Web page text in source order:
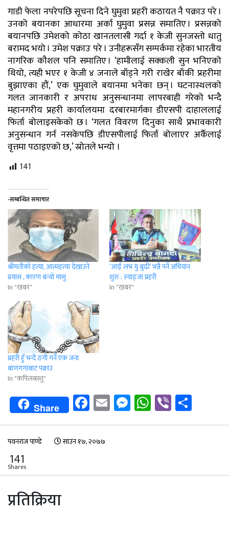
गाडी फेला नपरेपछि सूचना दिने घुमुवा प्रहरी कठायत नै पक्राउ परे ।
उनको बयानका आधारमा अर्का घुमुवा प्रसन्न समातिए । प्रसन्नको
बयानपछि उमेशको कोठा खानतलासी गर्दा १ केजी सुनजस्तो धातु
बरामद भयो । उमेश पक्राउ परे । उनीहरूसँग सम्पर्कमा रहेका भारतीय
नागरिक कौशल पनि समातिए । ‘हामीलाई सक्कली सुन भनिएको
थियो, त्यही भएर १ केजी ४ जनाले बाँड्ने गरी राखेर बाँकी प्रहरीमा
बुझाएका हौं,’ एक घुमुवाले बयानमा भनेका छन् । घटनास्थलको
गलत जानकारी र अपराध अनुसन्धानमा लापरबाही गरेको भन्दै
महानगरीय प्रहरी कार्यालयमा दरबारमार्गका डीएसपी दाहाललाई
फिर्ता बोलाइसकेको छ । ‘गलत विवरण दिनुका साथै प्रभावकारी
अनुसन्धान गर्न नसकेपछि डीएसपीलाई फिर्ता बोलाएर अर्कैलाई
वृत्तमा पठाइएको छ,’ स्रोतले भन्यो ।
141
-सम्बन्धित समाचार
श्रीमतीको हत्या, आत्महत्या देखाउने
प्रयास , कारण बन्यो मासु
In "खबर"
‘आई लभ यु बुढी’ भन्नै पर्ने अभियान
शुरु : स्याङ्जा प्रहरी
In "खबर"
प्रहरी हुँ भन्दै ठगी गर्ने एक जना
बाणगंगाबाट पक्राउ
In "कपिलबस्तु"
Share Facebook
EmailMessenger
WhatsApp
Viber
पवनराज पाण्डे साउन १७, २०७७
141
Shares
प्रतिक्रिया